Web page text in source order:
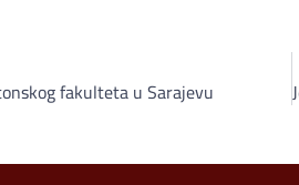
fakulteta u Sarajevu